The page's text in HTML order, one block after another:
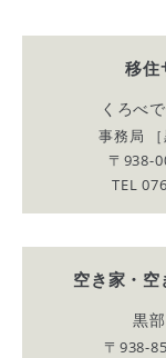
移住
くろべ
事務局
〒938-
TEL
空き家・
黒
〒938-